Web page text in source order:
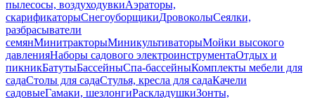
пылесосы, воздуходувкиАэраторы,
скарификаторыСнегоуборщикиДровоколыСеялки,
разбрасыватели
семянМинитракторыМиникультиваторыМойки высокого
давленияНаборы садового электроинструментаОтдых и
пикникБатутыБассейныСпа-бассейныКомплекты мебели для
садаСтолы для садаСтулья, кресла для садаКачели
садовыеГамаки, шезлонгиРаскладушкиЗонты,